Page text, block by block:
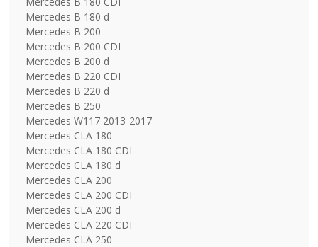
Mercedes B 180 d
Mercedes B 200
Mercedes B 200 CDI
Mercedes B 200 d
Mercedes B 220 CDI
Mercedes B 220 d
Mercedes B 250
Mercedes W117 2013-2017
Mercedes CLA 180
Mercedes CLA 180 CDI
Mercedes CLA 180 d
Mercedes CLA 200
Mercedes CLA 200 CDI
Mercedes CLA 200 d
Mercedes CLA 220 CDI
Mercedes CLA 250